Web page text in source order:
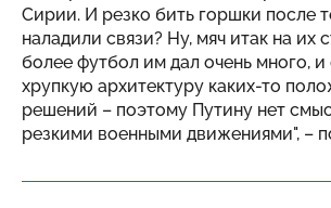
Сирии. И резко бить горшки после
наладили связи? Ну, мяч итак на их
более футбол им дал очень много,
хрупкую архитектуру каких-то
решений – поэтому Путину нет
резкими военными движениями", –